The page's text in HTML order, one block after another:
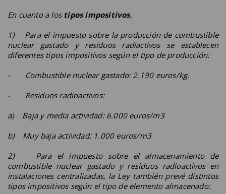
En cuanto a los tipos impositivos,
1) Para el impuesto sobre la producción de combustible
nuclear gastado y residuos radiactivos se establecen
diferentes tipos impositivos según el tipo de producción:
- Combustible nuclear gastado: 2.190 euros/kg.
- Residuos radioactivos:
a) Baja y media actividad: 6.000 euros/m3
b) Muy baja actividad: 1.000 euros/m3
2) Para el impuesto sobre el almacenamiento de
combustible nuclear gastado y residuos radioactivos en
instalaciones centralizadas, la Ley también prevé distintos
tipos impositivos según el tipo de elemento almacenado: